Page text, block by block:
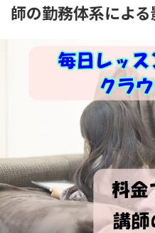
師の勤務体系によ